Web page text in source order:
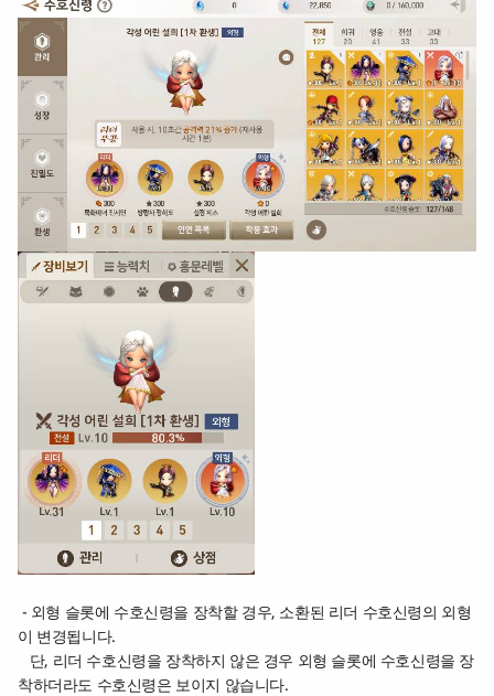
- 외형 슬롯에 수호신령을 장착할 경우, 소환된 리더 수호신령의 외형
이 변경됩니다.
단, 리더 수호신령을 장착하지 않은 경우 외형 슬롯에 수호신령을 장
착하더라도 수호신령은 보이지 않습니다.